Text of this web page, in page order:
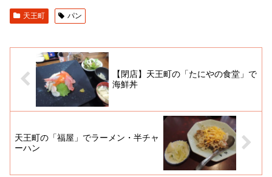
天王町 パン
【閉店】天王町の「たにやの食堂」で
海鮮丼
天王町の「福屋」でラーメン・半チャ
ーハン